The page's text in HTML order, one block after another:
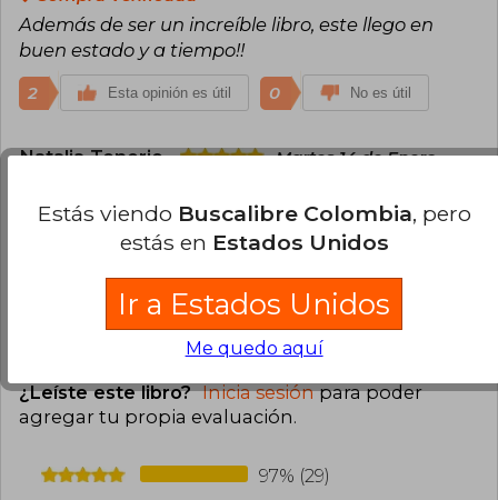
Además de ser un increíble libro, este llego en
buen estado y a tiempo!!
2 Esta opinión es útil 0 No es útil
Natalia Tenorio
Martes 14 de Enero,
Compra Verificada
Esta opinión es útil 0 No es útil
Cargar más opiniones del libro
¿Leíste este libro? Inicia sesiónpara poder
agregar tu propia evaluación.
97% (29)
Estás viendo Buscalibre Colombia, pero
estás en Estados Unidos
Ir a Estados Unidos
Me quedo aquí